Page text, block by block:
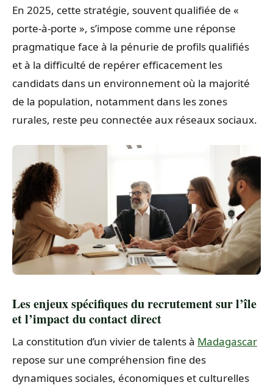
En 2025, cette stratégie, souvent qualifiée de «
porte-à-porte », s’impose comme une réponse
pragmatique face à la pénurie de profils qualifiés
et à la difficulté de repérer efficacement les
candidats dans un environnement où la majorité
de la population, notamment dans les zones
rurales, reste peu connectée aux réseaux sociaux.
Les enjeux spécifiques du recrutement sur l’île
et l’impact du contact direct
La constitution d’un vivier de talents à Madagascar
repose sur une compréhension fine des
dynamiques sociales, économiques et culturelles